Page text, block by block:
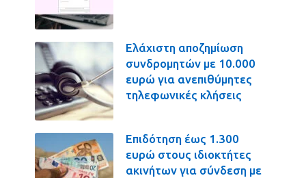
Ελάχιστη αποζημίωση
συνδρομητών με 10.000
ευρώ για ανεπιθύμητες
τηλεφωνικές κλήσεις
Επιδότηση έως 1.300
ευρώ στους ιδιοκτήτες
ακινήτων για σύνδεση με